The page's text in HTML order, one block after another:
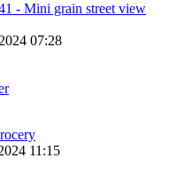
- Mini grain street view
07:28
11:15